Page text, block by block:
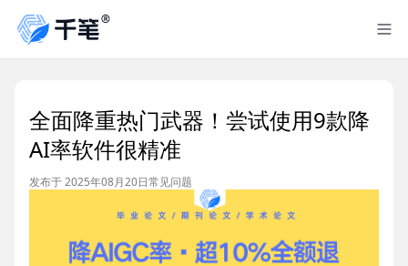
全面降重热门武器！尝试使用9款降
AI率软件很精准
发布于 2025年08月20日常见问题